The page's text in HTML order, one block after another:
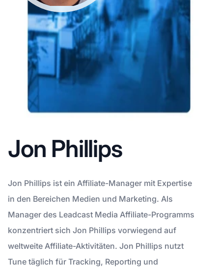
Jon Phillips
Jon Phillips ist ein Affiliate-Manager mit Expertise
in den Bereichen Medien und Marketing. Als
Manager des Leadcast Media Affiliate-Programms
konzentriert sich Jon Phillips vorwiegend auf
weltweite Affiliate-Aktivitäten. Jon Phillips nutzt
Tune täglich für Tracking, Reporting und